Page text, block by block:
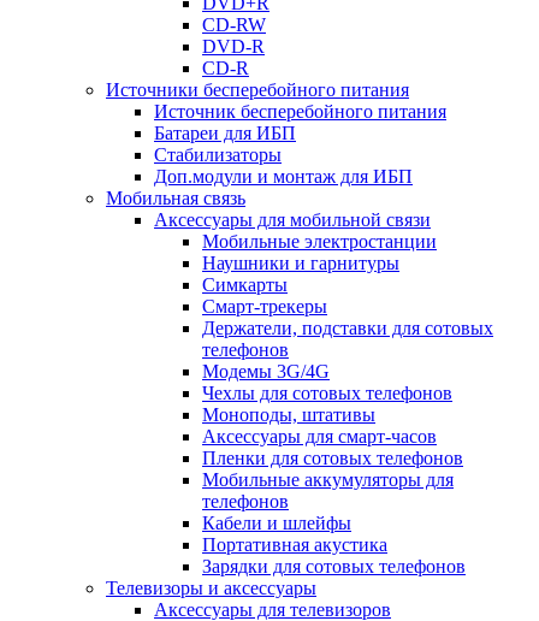
CD-RW
DVD-R
CD-R
Источники бесперебойного питания
Источник бесперебойного питания
Батареи для ИБП
Стабилизаторы
Доп.модули и монтаж для ИБП
Мобильная связь
Аксессуары для мобильной связи
Мобильные электростанции
Наушники и гарнитуры
Симкарты
Смарт-трекеры
Держатели, подставки для сотовых
телефонов
Модемы 3G/4G
Чехлы для сотовых телефонов
Моноподы, штативы
Аксессуары для смарт-часов
Пленки для сотовых телефонов
Мобильные аккумуляторы для
телефонов
Кабели и шлейфы
Портативная акустика
Зарядки для сотовых телефонов
Телевизоры и аксессуары
Аксессуары для телевизоров